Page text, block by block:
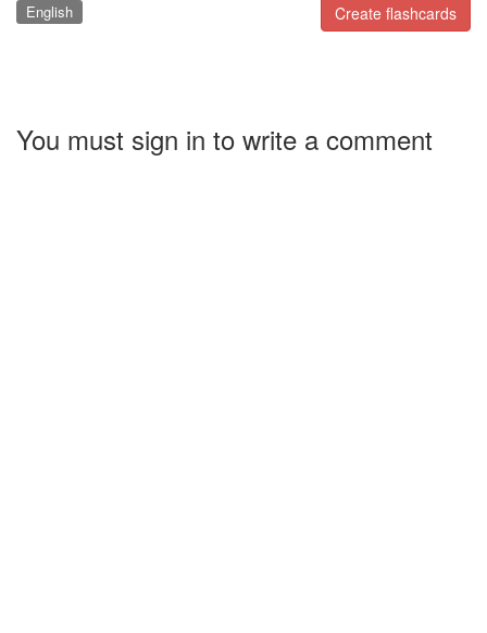
Create flashcards
English
You must sign in to write a comment